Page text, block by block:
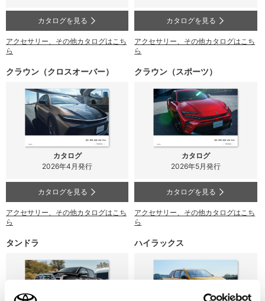
カタログを見る
アクセサリー、その他カタログはこち
ら
カタログを見る
アクセサリー、その他カタログはこち
ら
クラウン（クロスオーバー）
カタログ
2026年4月発行
カタログを見る
アクセサリー、その他カタログはこち
ら
クラウン（スポーツ）
カタログ
2026年5月発行
カタログを見る
アクセサリー、その他カタログはこち
ら
タンドラ ハイラックス